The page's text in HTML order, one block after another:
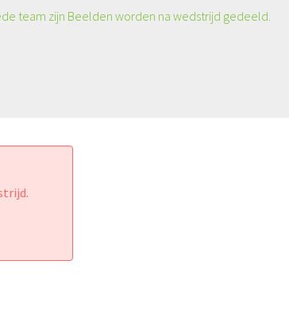
team zijn Beelden worden na wedstrijd gedeeld.